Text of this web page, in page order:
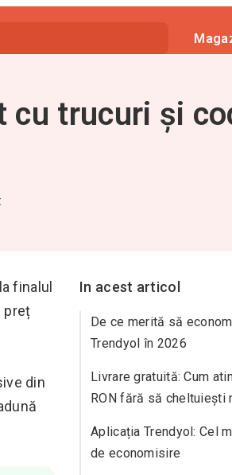
cu trucuri și
finalul
preț
din
In acest articol
De ce merită să
Trendyol în 2026
Livrare gratuită: Cum
RON fără să cheltuiești
Aplicația Trendyol: Cel
de economisire